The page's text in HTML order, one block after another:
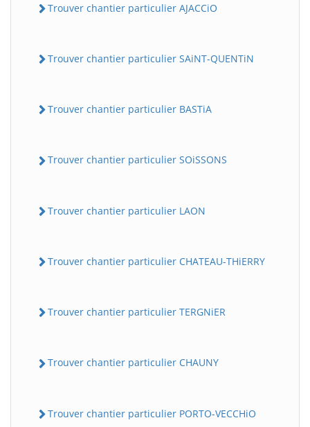
Trouver chantier particulier AJACCiO
Trouver chantier particulier SAiNT-QUENTiN
Trouver chantier particulier BASTiA
Trouver chantier particulier SOiSSONS
Trouver chantier particulier LAON
Trouver chantier particulier CHATEAU-THiERRY
Trouver chantier particulier TERGNiER
Trouver chantier particulier CHAUNY
Trouver chantier particulier PORTO-VECCHiO